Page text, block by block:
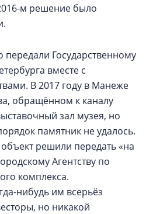
м решение было
Государственному
вместе с
В 2017 году в Манеже
обращённом к каналу
зал музея, но
памятник не удалось.
решили передать «на
Агентству по
комплекса.
нибудь им всерьёз
но никакой